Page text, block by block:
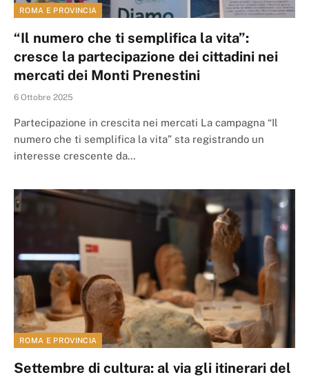
ROMA E PROVINCIA
“Il numero che ti semplifica la vita”:
cresce la partecipazione dei cittadini nei
mercati dei Monti Prenestini
6 Ottobre 2025
Partecipazione in crescita nei mercati La campagna “Il
numero che ti semplifica la vita” sta registrando un
interesse crescente da…
ROMA E PROVINCIA
Settembre di cultura: al via gli itinerari del